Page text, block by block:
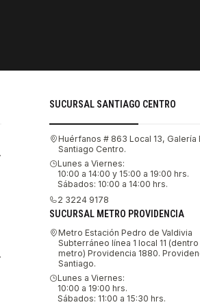
SUCURSAL SANTIAGO CENTRO
Huérfanos # 863 Local 13, Galería
Santiago Centro.
Lunes a Viernes:
10:00 a 14:00 y 15:00 a 19:00 hrs.
Sábados: 10:00 a 14:00 hrs.
2 3224 9178
SUCURSAL METRO PROVIDENCIA
Metro Estación Pedro de Valdivia
Subterráneo línea 1 local 11
metro) Providencia 1880.
Santiago.
Lunes a Viernes:
10:00 a 19:00 hrs.
Sábados: 11:00 a 15:30 hrs.